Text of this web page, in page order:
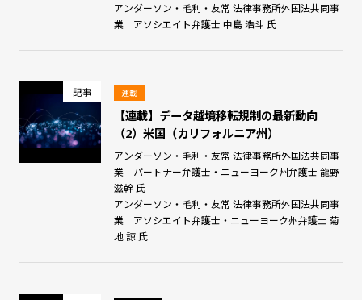
アンダーソン・毛利・友常 法律事務所外国法共同事
業 アソシエイト弁護士 中島 浩斗 氏
記事 連載
【連載】データ越境移転規制の最新動向
（2）米国（カリフォルニア州）
アンダーソン・毛利・友常 法律事務所外国法共同事
業 パートナー弁護士・ニューヨーク州弁護士 龍野
滋幹 氏
アンダーソン・毛利・友常 法律事務所外国法共同事
業 アソシエイト弁護士・ニューヨーク州弁護士 菊
地 諒 氏